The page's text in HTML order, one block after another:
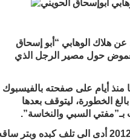
هلاك الوهابي “أبو إسحاق
الغموض حول مصير الرجل الذي
منذ أيام على صفحته بالفيسبوك
الخطورة، ليتوقف بعدها
بـ”مفتي السبي والنخاسة”.
وكان مرض غامض قد هاجم جسد “أبوإسحاق الحويني” في عام 2012 أدى الى تلف كبده وبتر